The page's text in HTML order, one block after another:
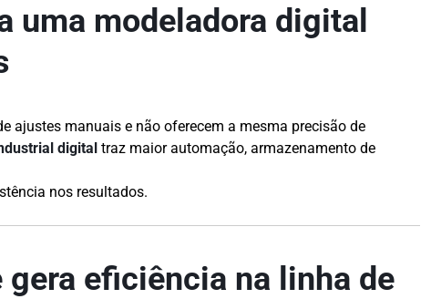
uma modeladora digital
ajustes manuais e não oferecem a mesma precisão de
digital traz maior automação, armazenamento de
nos resultados.
eficiência na linha de